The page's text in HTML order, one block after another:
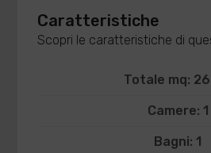
Caratteristiche
Scopri le caratteristiche di
Totale mq:
Camere: 1
Bagni: 1